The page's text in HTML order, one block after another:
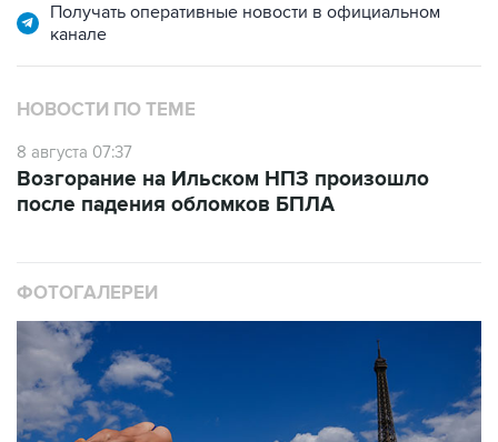
Получать оперативные новости в официальном
канале
НОВОСТИ ПО ТЕМЕ
8 августа 07:37
Возгорание на Ильском НПЗ произошло
после падения обломков БПЛА
ФОТОГАЛЕРЕИ